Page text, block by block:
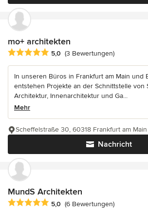
mo+ architekten
Durchschnittliche Bewertung: 5 von 5
5,0 (3 Bewertungen)
In unseren Büros in Frankfurt am Main und
entstehen Projekte an der Schnittstelle von
Architektur, Innenarchitektur und Ga...
Mehr
Nachricht
Scheffelstraße 30, 60318 Frankfurt am Main
MundS Architekten
Durchschnittliche Bewertung: 5 von 5
5,0 (6 Bewertungen)